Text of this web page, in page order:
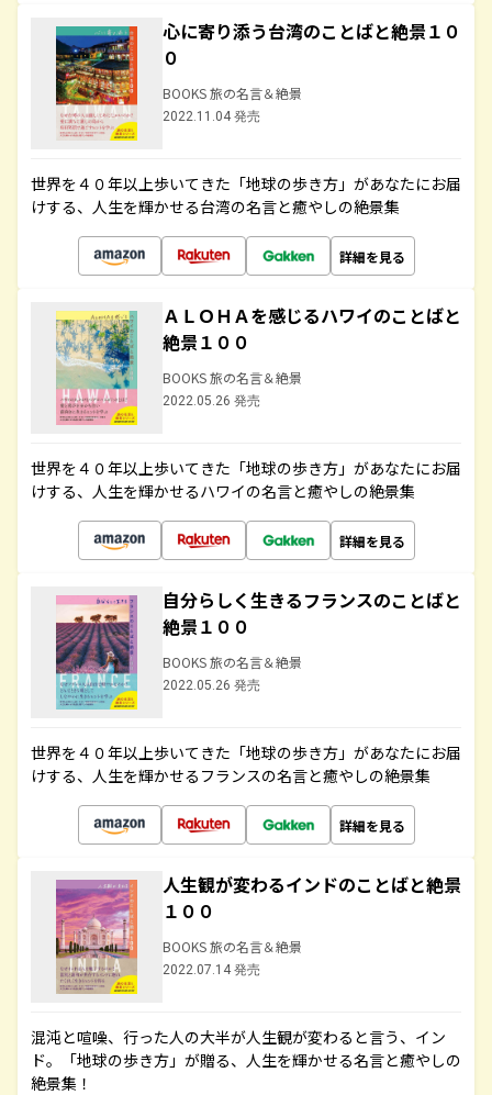
心に寄り添う台湾のことばと絶景１０
０
BOOKS 旅の名言＆絶景
2022.11.04 発売
世界を４０年以上歩いてきた「地球の歩き方」があなたにお届
けする、人生を輝かせる台湾の名言と癒やしの絶景集
詳細を見る
ＡＬＯＨＡを感じるハワイのことばと
絶景１００
BOOKS 旅の名言＆絶景
2022.05.26 発売
世界を４０年以上歩いてきた「地球の歩き方」があなたにお届
けする、人生を輝かせるハワイの名言と癒やしの絶景集
詳細を見る
自分らしく生きるフランスのことばと
絶景１００
BOOKS 旅の名言＆絶景
2022.05.26 発売
世界を４０年以上歩いてきた「地球の歩き方」があなたにお届
けする、人生を輝かせるフランスの名言と癒やしの絶景集
詳細を見る
人生観が変わるインドのことばと絶景
１００
BOOKS 旅の名言＆絶景
2022.07.14 発売
混沌と喧噪、行った人の大半が人生観が変わると言う、イン
ド。「地球の歩き方」が贈る、人生を輝かせる名言と癒やしの
絶景集！